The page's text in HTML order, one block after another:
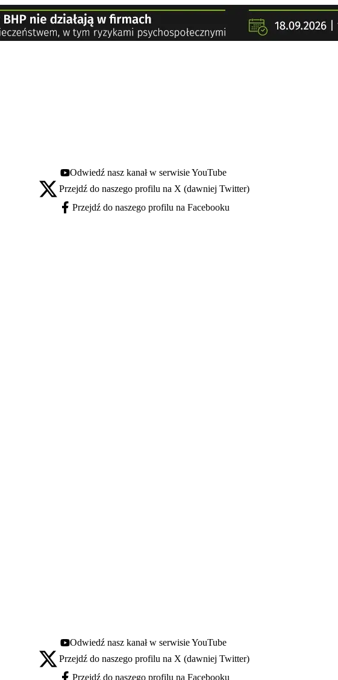
Youtube - otwiera się w nowej karcie
Odwiedź nasz kanał w serwisie YouTube
X - otwiera się w nowej karcie
Przejdź do naszego profilu na X (dawniej Twitter)
Facebook - otwiera się w nowej karcie
Przejdź do naszego profilu na Facebooku
Youtube - otwiera się w nowej karcie
Odwiedź nasz kanał w serwisie YouTube
X - otwiera się w nowej karcie
Przejdź do naszego profilu na X (dawniej Twitter)
Przejdź do naszego profilu na Facebooku